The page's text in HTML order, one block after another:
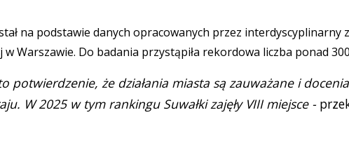
na podstawie danych opracowanych przez interdyscyplinarny
w Warszawie. Do badania przystąpiła rekordowa liczba ponad
potwierdzenie, że działania miasta są zauważane i
W 2025 w tym rankingu Suwałki zajęły VIII miejsce -